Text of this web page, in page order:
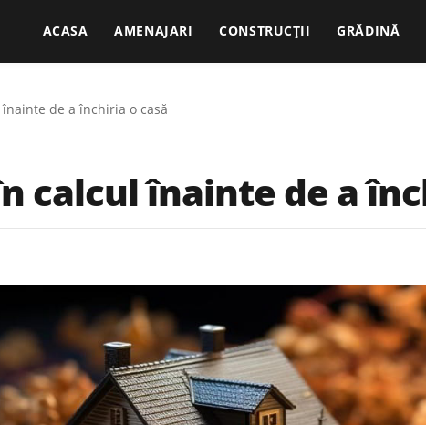
ACASA AMENAJARI CONSTRUCȚII GRĂDINĂ
de a închiria o casă
calcul înainte de a